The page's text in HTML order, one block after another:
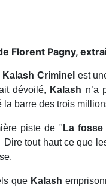
Florent Pagny,
Kalash Criminel est
dévoilé, Kalash n’a
barre des trois
piste de " La
Dire tout haut ce que
que Kalash